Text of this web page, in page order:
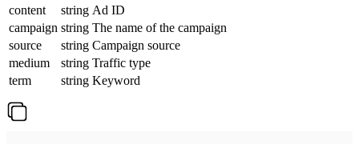
content
string Ad ID
campaign string The name of the campaign
source
string Campaign source
medium
string Traffic type
term
string Keyword